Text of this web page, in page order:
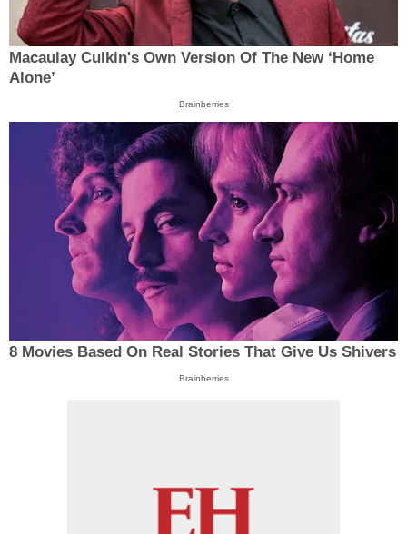
Macaulay Culkin's Own Version Of The New ‘Home
Alone’
Brainberries
8 Movies Based On Real Stories That Give Us Shivers
Brainberries